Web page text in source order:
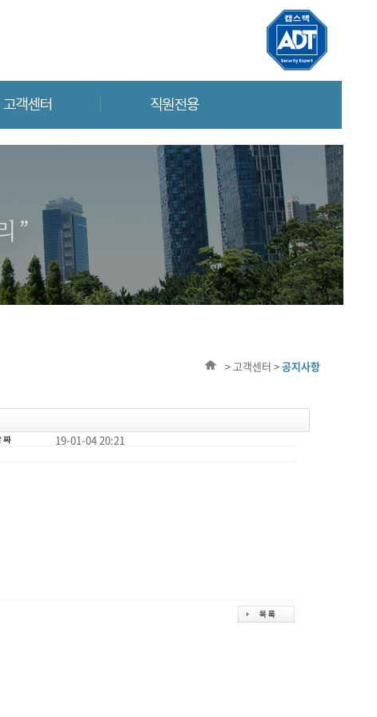
> 고객센터 >공지사항
19-01-04 20:21